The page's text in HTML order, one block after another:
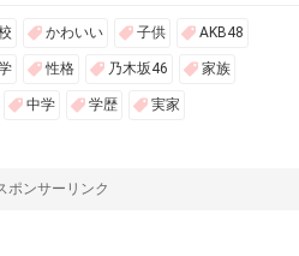
かわいい 子供 AKB48
性格 乃木坂46 家族
中学 学歴 実家
ポンサーリンク